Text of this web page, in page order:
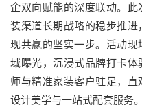
企双向赋能的深度联动。
装渠道长期战略的稳步推
现共赢的坚实一步。活动
域曝光，沉浸式品牌打卡
师与精准家装客户驻足，
设计美学与一站式配套服务。